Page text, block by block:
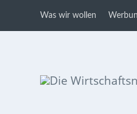
Was wir wollen